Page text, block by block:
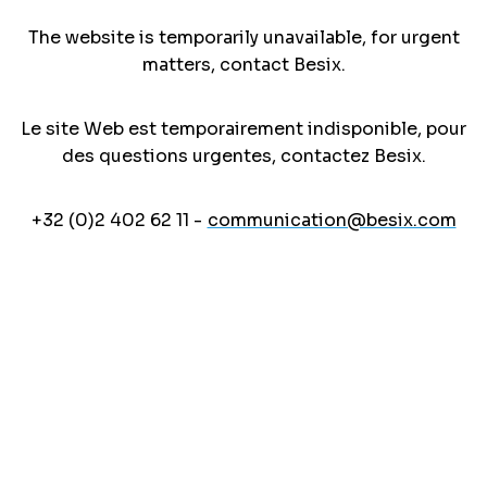
The website is temporarily unavailable, for urgent
matters, contact Besix.
Le site Web est temporairement indisponible, pour
des questions urgentes, contactez Besix.
+32 (0)2 402 62 11 - communication@besix.com